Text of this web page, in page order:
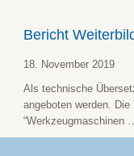
Bericht
18. November 2019
Als technische
angeboten werden.
“Werkzeugmaschinen